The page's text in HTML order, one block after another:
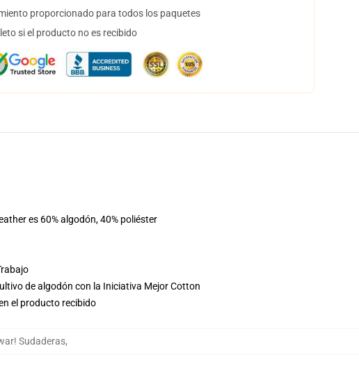
proporcionado para todos los paquetes
si el producto no es recibido
es 60% algodón, 40% poliéster
de algodón con la Iniciativa Mejor Cotton
el producto recibido
Sudaderas,